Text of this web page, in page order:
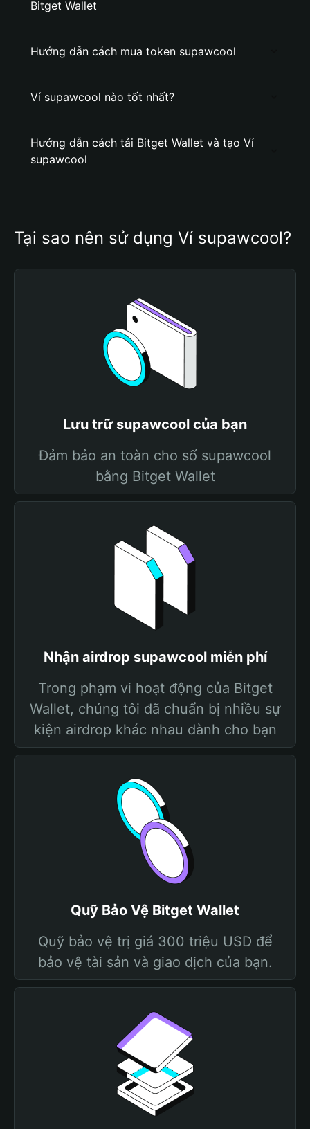
Bitget Wallet
Hướng dẫn cách mua token supawcool
Ví supawcool nào tốt nhất?
Hướng dẫn cách tải Bitget Wallet và tạo Ví
supawcool
Tại sao nên sử dụng Ví supawcool?
Lưu trữ supawcool của bạn
Đảm bảo an toàn cho số supawcool
bằng Bitget Wallet
Nhận airdrop supawcool miễn phí
Trong phạm vi hoạt động của Bitget
Wallet, chúng tôi đã chuẩn bị nhiều sự
kiện airdrop khác nhau dành cho bạn
Quỹ Bảo Vệ Bitget Wallet
Quỹ bảo vệ trị giá 300 triệu USD để
bảo vệ tài sản và giao dịch của bạn.